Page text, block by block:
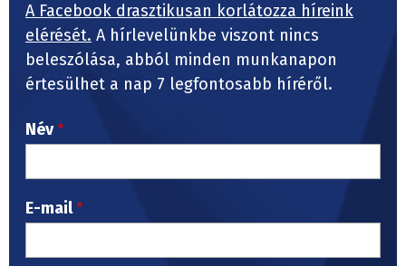
A Facebook drasztikusan korlátozza híreink
elérését. A hírlevelünkbe viszont nincs
beleszólása, abból minden munkanapon
értesülhet a nap 7 legfontosabb híréről.
Név
E-mail